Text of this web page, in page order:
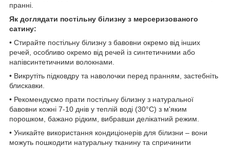
пранні.
Як доглядати постільну білизну з мерсеризованого
сатину:
• Стирайте постільну білизну з бавовни окремо від інших
речей, особливо окремо від речей із синтетичними або
напівсинтетичними волокнами.
• Викрутіть підковдру та наволочки перед пранням, застебніть
блискавки.
• Рекомендуємо прати постільну білизну з натуральної
бавовни кожні 7-10 днів у теплій воді (30°C) з м'яким
порошком, бажано рідким, вибравши делікатний режим.
• Уникайте використання кондиціонерів для білизни – вони
можуть пошкодити натуральну тканину та спричинити